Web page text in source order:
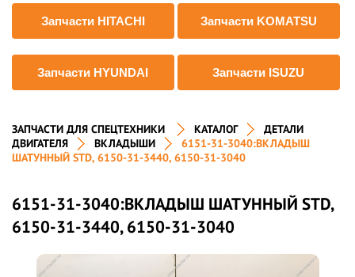
Запчасти HITACHI Запчасти KOMATSU
Запчасти HYUNDAI Запчасти ISUZU
ЗАПЧАСТИ ДЛЯ СПЕЦТЕХНИКИ КАТАЛОГ
ДЕТАЛИ
ДВИГАТЕЛЯ
ВКЛАДЫШИ
6151-31-3040:ВКЛАДЫШ
ШАТУННЫЙ STD, 6150-31-3440, 6150-31-3040
6151-31-3040:ВКЛАДЫШ ШАТУННЫЙ STD,
6150-31-3440, 6150-31-3040